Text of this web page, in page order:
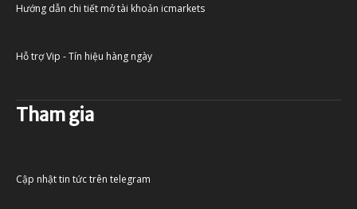
Hướng dẫn chi tiết mở tài khoản icmarkets
Hỗ trợ Vip - Tín hiệu hàng ngày
Tham gia
Cập nhật tin tức trên telegram